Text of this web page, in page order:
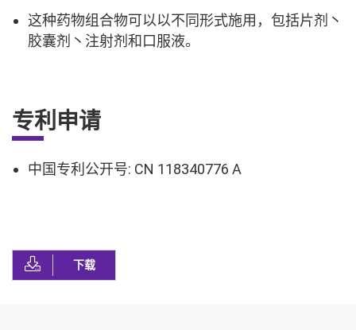
这种药物组合物可以以不同形式施用，包括片剂丶
胶囊剂丶注射剂和口服液。
专利申请
中国专利公开号: CN 118340776 A
下载